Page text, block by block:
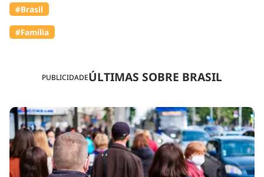
PUBLICIDADEÚLTIMAS SOBRE BRASIL
#Brasil
#Família